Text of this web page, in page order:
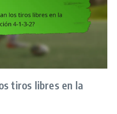
tiros libres en la